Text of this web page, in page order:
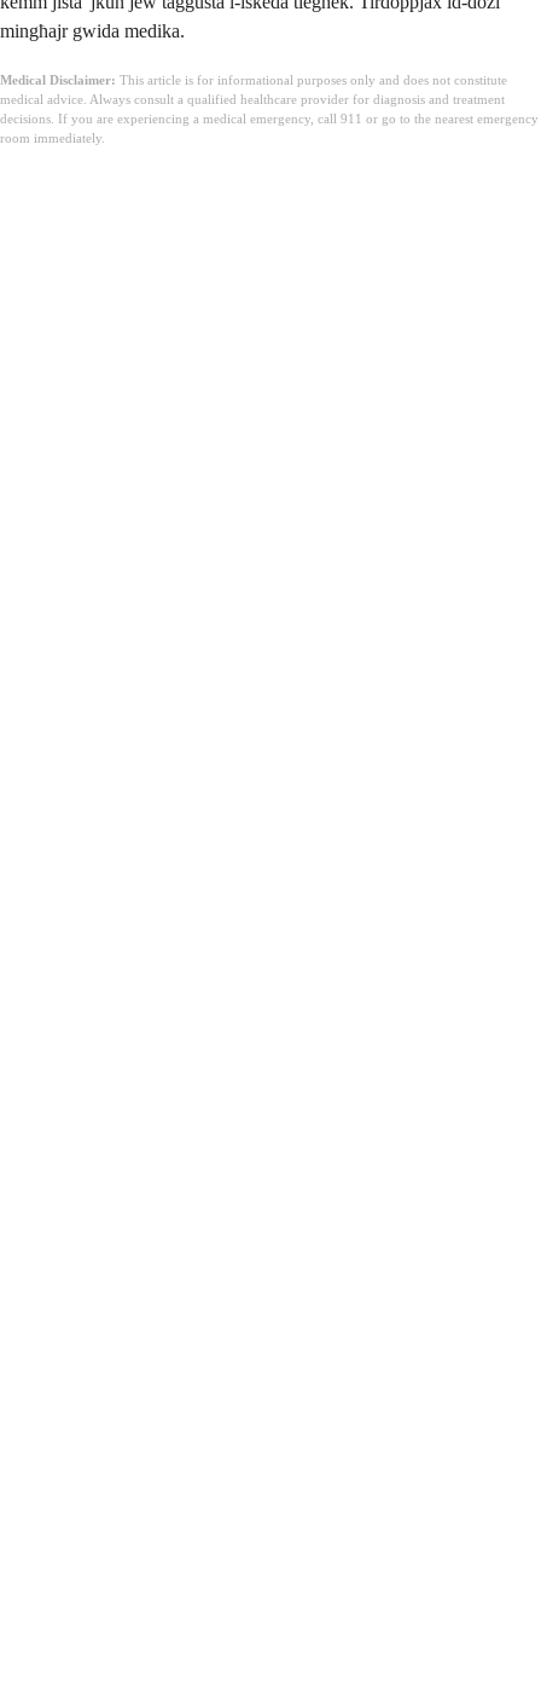
mingħajr gwida medika.
Medical Disclaimer: This article is for informational purposes only and does not constitute
medical advice. Always consult a qualified healthcare provider for diagnosis and treatment
decisions. If you are experiencing a medical emergency, call 911 or go to the nearest emergency
room immediately.